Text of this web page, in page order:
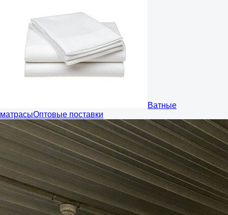
Ватные
матрасыОптовые поставки